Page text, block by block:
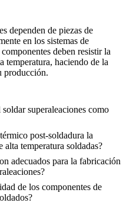
dependen de piezas de
en los sistemas de
deben resistir la
temperatura, haciendo de la
producción.
superaleaciones como
post-soldadura la
alta temperatura soldadas?
adecuados para la fabricación
de los componentes de